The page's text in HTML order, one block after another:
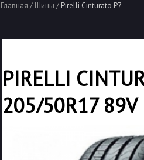
Главная / Шины / Pirelli Cinturato P7
PIRELLI
205/50R17 89V